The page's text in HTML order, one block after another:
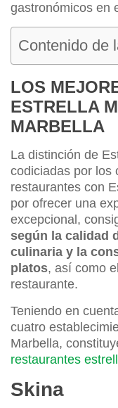
gastronómicos en
Contenido de
LOS
ESTRELLA
MARBELLA
La distinción de
codiciadas por los
restaurantes con
por ofrecer una
excepcional,
según la calidad
culinaria y la
platos, así como
restaurante.
Teniendo en
cuatro
Marbella,
restaurantes
Skina